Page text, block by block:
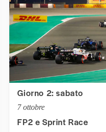
Giorno 2: sabato
7 ottobre
FP2 e Sprint Race